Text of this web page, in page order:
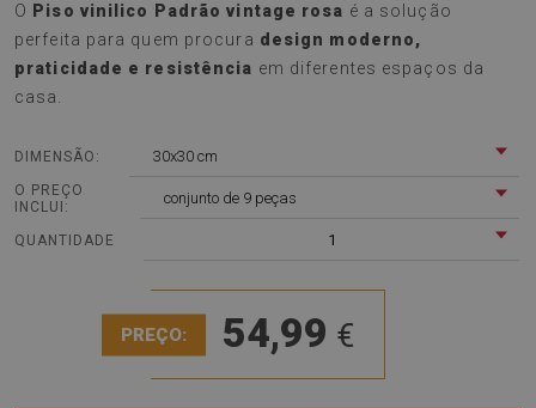
O Piso vinilico Padrão vintage rosa é a solução
perfeita para quem procura design moderno,
praticidade e resistência em diferentes espaços da
casa.
DIMENSÃO: 30x30 cm
O PREÇO
INCLUI:
conjunto de 9 peças
QUANTIDADE 1
PREÇO: 54,99 €